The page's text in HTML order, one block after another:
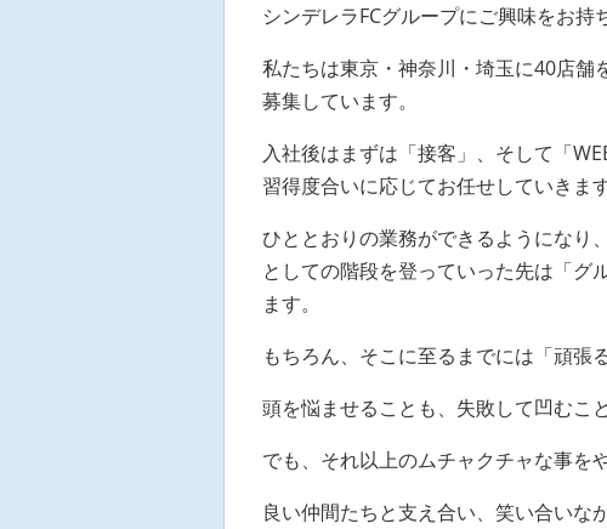
シンデレラFCグループにご興味をお持
私たちは東京・神奈川・埼玉に40店舗
募集しています。
入社後はまずは「接客」、そして「
習得度合いに応じてお任せしていきます
ひととおりの業務ができるようになり
としての階段を登っていった先は「グ
ます。
もちろん、そこに至るまでには「頑張
頭を悩ませることも、失敗して凹むこ
でも、それ以上のムチャクチャな事を
良い仲間たちと支え合い、笑い合いな